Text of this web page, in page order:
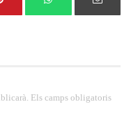
Els camps obligatoris